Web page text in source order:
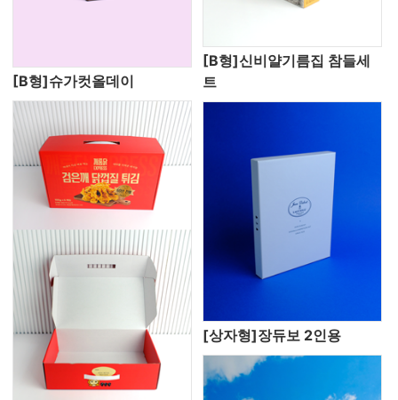
[B형]슈가컷올데이
[B형]신비얄기름집 참들세
트
[상자형]장듀보 2인용